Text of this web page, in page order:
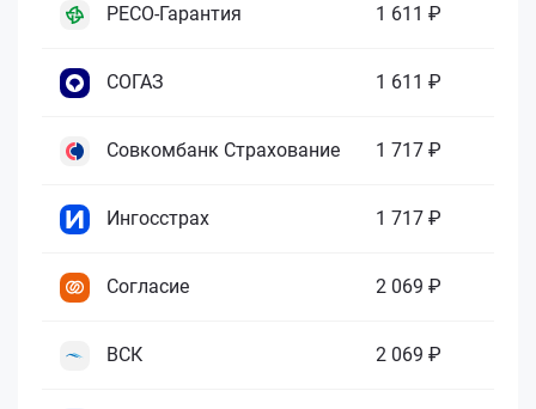
РЕСО-Гарантия 1 611 ₽
СОГАЗ 1 611 ₽
Совкомбанк Страхование 1 717 ₽
Ингосстрах 1 717 ₽
Согласие 2 069 ₽
ВСК 2 069 ₽